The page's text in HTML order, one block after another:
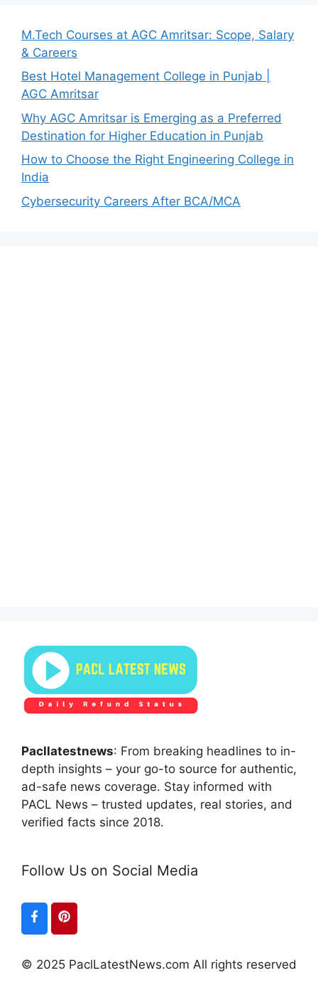
M.Tech Courses at AGC Amritsar: Scope, Salary
& Careers
Best Hotel Management College in Punjab |
AGC Amritsar
Why AGC Amritsar is Emerging as a Preferred
Destination for Higher Education in Punjab
How to Choose the Right Engineering College in
India
Cybersecurity Careers After BCA/MCA
Pacllatestnews: From breaking headlines to in-
depth insights – your go-to source for authentic,
ad-safe news coverage. Stay informed with
PACL News – trusted updates, real stories, and
verified facts since 2018.
Follow Us on Social Media
© 2025 PaclLatestNews.com All rights reserved